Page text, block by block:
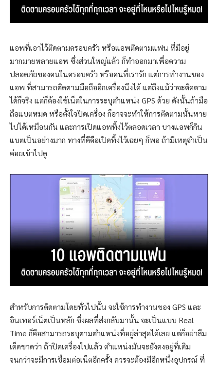
แอพที่เอาไว้ติดตามครอบครัว หรือแอพติดตามแฟน ที่มีอยู่
มากมายหลายแอพ ซึ่งส่วนใหญ่แล้ว ก็ทำออกมาเพื่อความ
ปลอดภัยของคนในครอบครัว หรือคนที่เรารัก แต่การทำงานของ
แอพ ที่สามารถติดตามมือถืออีกเครื่องนึงได้ แต่ถึงแม้ว่าจะติดตาม
ได้ก็จริง แต่ก็ต้องใช้เน็ตในการระบุตำแหน่ง GPS ด้วย ดังนั้นถ้ามือ
ถือแบตหมด หรือตั้งใจปิดเครื่อง ก็อาจจะทำให้การติดตามนั้นหาย
ไปได้เหมือนกัน และการเปิดแอพทิ้งไว้ตลอดเวลา บางแอพก็กิน
แบตเป็นอย่างมาก ทางที่ดีคือเปิดทิ้งไว้เฉยๆ ก็พอ ถ้ามีเหตุจำเป็น
ค่อยเข้าไปดู
สำหรับการติดตามโดยทั่วไปนั้น จะใช้การทำงานของ GPS และ
อินเทอร์เน็ตเป็นหลัก ซึ่งผลที่ส่งกลับมานั้น จะเป็นแบบ Real
Time ก็คือสามารถระบุตามตำแหน่งที่อยู่ล่าสุดได้เลย แต่ก็อย่าลืม
เด็ดขาดว่า ถ้าปิดเครื่องไปแล้ว ตำแหน่งมันจะยังคงอยู่ที่เดิม
จนกว่าจะมีการเชื่อมต่อเน็ตอีกครั้ง ควรจะต้องมีอีกหนึ่งอุปกรณ์ ที่